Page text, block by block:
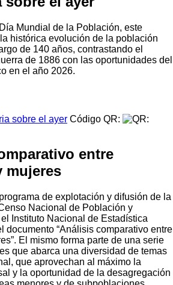
PRESENTACIÓN
METODOLÓGICOS
DE PRECISIÓN
ANEXOSCódigo QR:
el ayer
Mundial de la Población, este
de 1886 con las oportunidades del
en el año 2026.
sobre el ayer Código QR:
entre
mujeres